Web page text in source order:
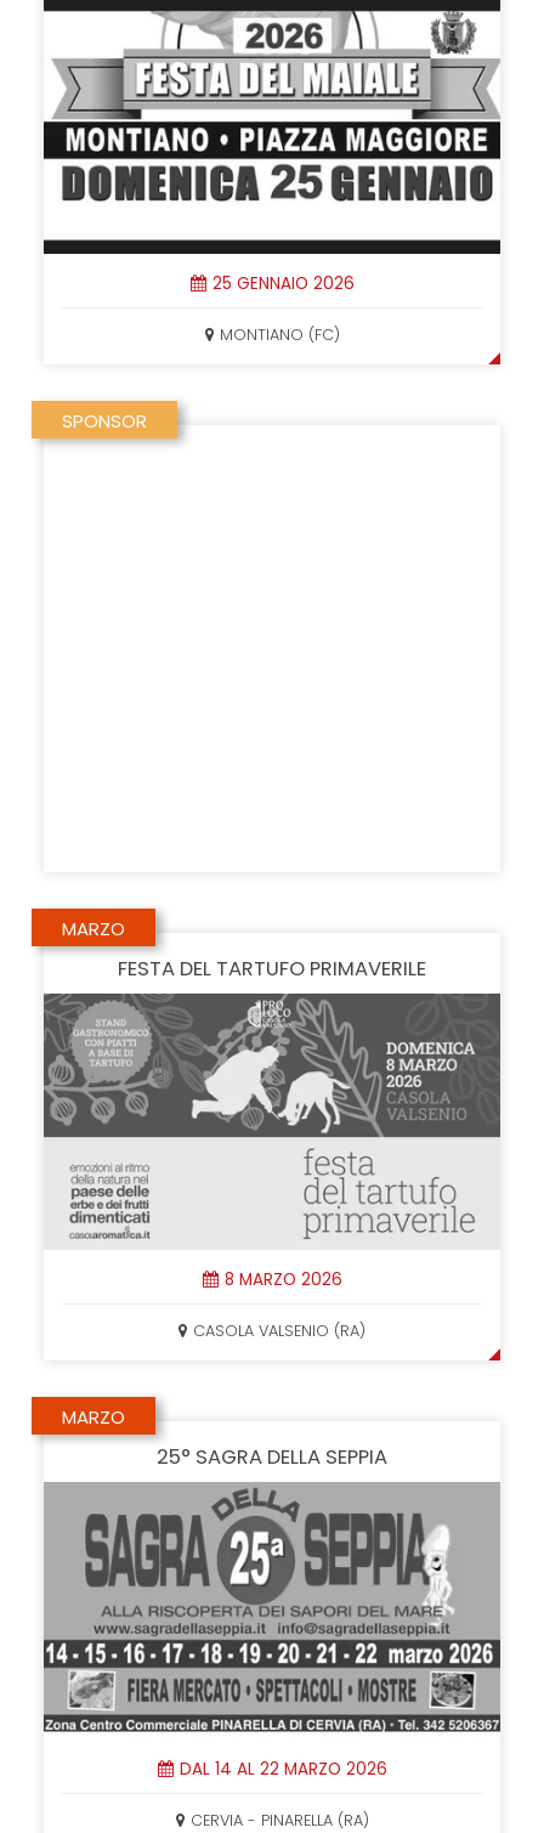
25 GENNAIO 2026
MONTIANO (FC)
SPONSOR
MARZO
FESTA DEL TARTUFO PRIMAVERILE
8 MARZO 2026
CASOLA VALSENIO (RA)
MARZO
25° SAGRA DELLA SEPPIA
DAL 14 AL 22 MARZO 2026
CERVIA - PINARELLA (RA)